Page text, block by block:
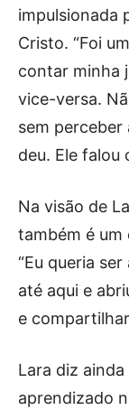
impulsionada
Cristo. “Foi
contar minha
vice-versa.
sem perceber
deu. Ele falou
Na visão de
também é um
“Eu queria
até aqui e
e
Lara diz
aprendizado